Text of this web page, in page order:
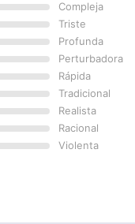
Compleja
Triste
Profunda
Perturbadora
Rápida
Tradicional
Realista
Racional
Violenta